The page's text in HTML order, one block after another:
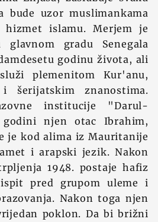
bude uzor muslimankama
islamu. Merjem je
gradu Senegala
godinu života, ali
plemenitom Kur'anu,
šerijatskim znanostima.
institucije "Darul-
njen otac Ibrahim,
je kod alima iz Mauritanije
i arapski jezik. Nakon
1948. postaje hafiz
pred grupom uleme i
Nakon toga njen
poklon. Da bi brižni